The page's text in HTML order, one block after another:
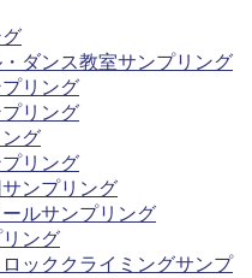
ダンス教室サンプリング
リング
リング
グ
リング
ンプリング
ルサンプリング
ング
ッククライミングサンプ